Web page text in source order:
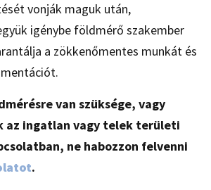
vonják maguk után,
igénybe földmérő szakember
a zökkenőmentes munkát és
van szüksége, vagy
az ingatlan vagy telek területi
ne habozzon felvenni
.